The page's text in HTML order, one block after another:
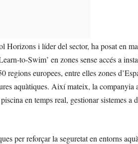
Horizons i líder del sector, ha posat en
to-Swim’ en zones sense accés a
regions europees, entre elles zones
aquàtiques. Així mateix, la
en temps real, gestionar sistemes a
per reforçar la seguretat en entorns